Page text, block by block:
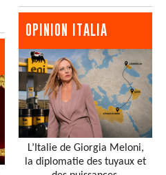
OPINION ITALIA
L’Italie de Giorgia Meloni,
la diplomatie des tuyaux et